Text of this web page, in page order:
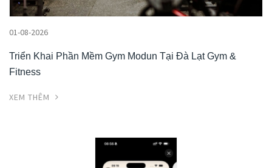
01-08-2026
Triển Khai Phần Mềm Gym Modun Tại Đà Lạt Gym &
Fitness
XEM THÊM